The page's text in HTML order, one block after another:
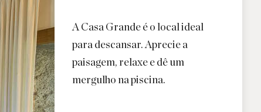
A Casa Grande é o local ideal
para descansar. Aprecie a
paisagem, relaxe e dê um
mergulho na piscina.